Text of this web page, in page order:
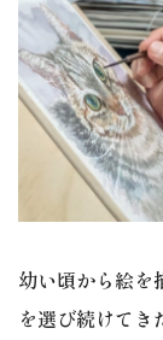
幼い頃から絵を
を選び続けて